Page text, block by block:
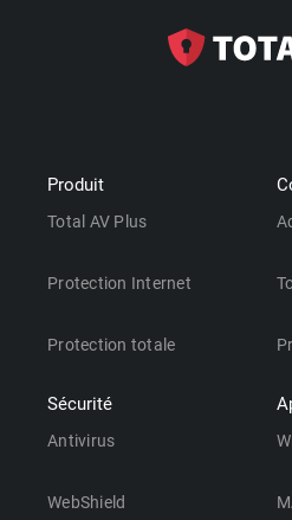
Produit
Total AV Plus
Protection Internet
Protection totale
Sécurité
Antivirus
WebShield